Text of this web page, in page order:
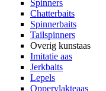
Spinners
Chatterbaits
Spinnerbaits
Tailspinners
Overig kunstaas
Imitatie aas
Jerkbaits
Lepels
Oppervlakteaas